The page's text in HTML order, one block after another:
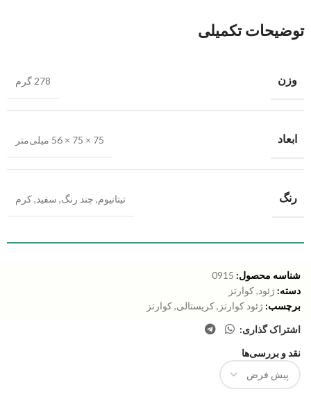
توضیحات تکمیلی
وزن 278 گرم
ابعاد 75 × 75 × 56 میلی‌متر
رنگ تیتانیوم, چند رنگ, سفید,کرم
شناسه محصول: 0915
دسته: ژئود,کوارتز
برچسب: ژئود کوارتز ,کریستالی,کوارتز
اشتراک گذاری:
نقد و بررسی‌ها